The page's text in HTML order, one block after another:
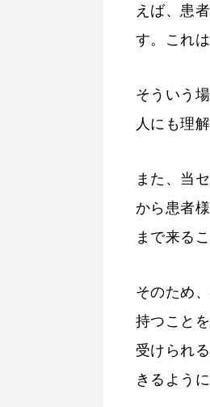
えば、患
す。これ
そういう
人にも理
また、当
から患者
まで来る
そのため
持つこと
受けられ
きるよう